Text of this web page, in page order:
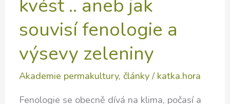
kvést .. aneb jak
souvisí fenologie a
výsevy zeleniny
Akademie permakultury,články/ katka.hora
Fenologie se obecně dívá na klima, počasí a